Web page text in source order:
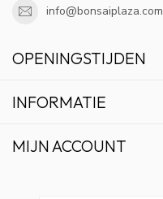
info@bonsaiplaza.com
OPENINGSTIJDEN
INFORMATIE
MIJN ACCOUNT